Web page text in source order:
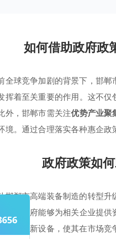
如何借助政府政
全球竞争加剧的背景下，邯
挥着至关重要的作用。这不
外，邯郸市需关注优势产业聚
境。通过合理落实各种惠企
政府政策如
邯郸市高端装备制造的转型升
，政府能够为相关企业提
技术、更新设备，使其在市场